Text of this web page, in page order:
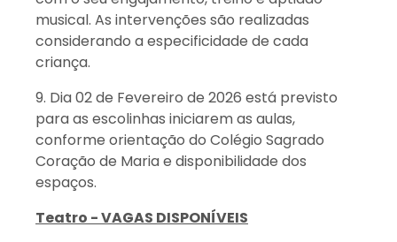
musical. As intervenções são realizadas
considerando a especificidade de cada
criança.
9. Dia 02 de Fevereiro de 2026 está previsto
para as escolinhas iniciarem as aulas,
conforme orientação do Colégio Sagrado
Coração de Maria e disponibilidade dos
espaços.
Teatro - VAGAS DISPONÍVEIS